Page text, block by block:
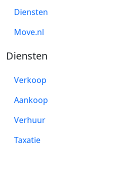
Diensten
Move.nl
Diensten
Verkoop
Aankoop
Verhuur
Taxatie